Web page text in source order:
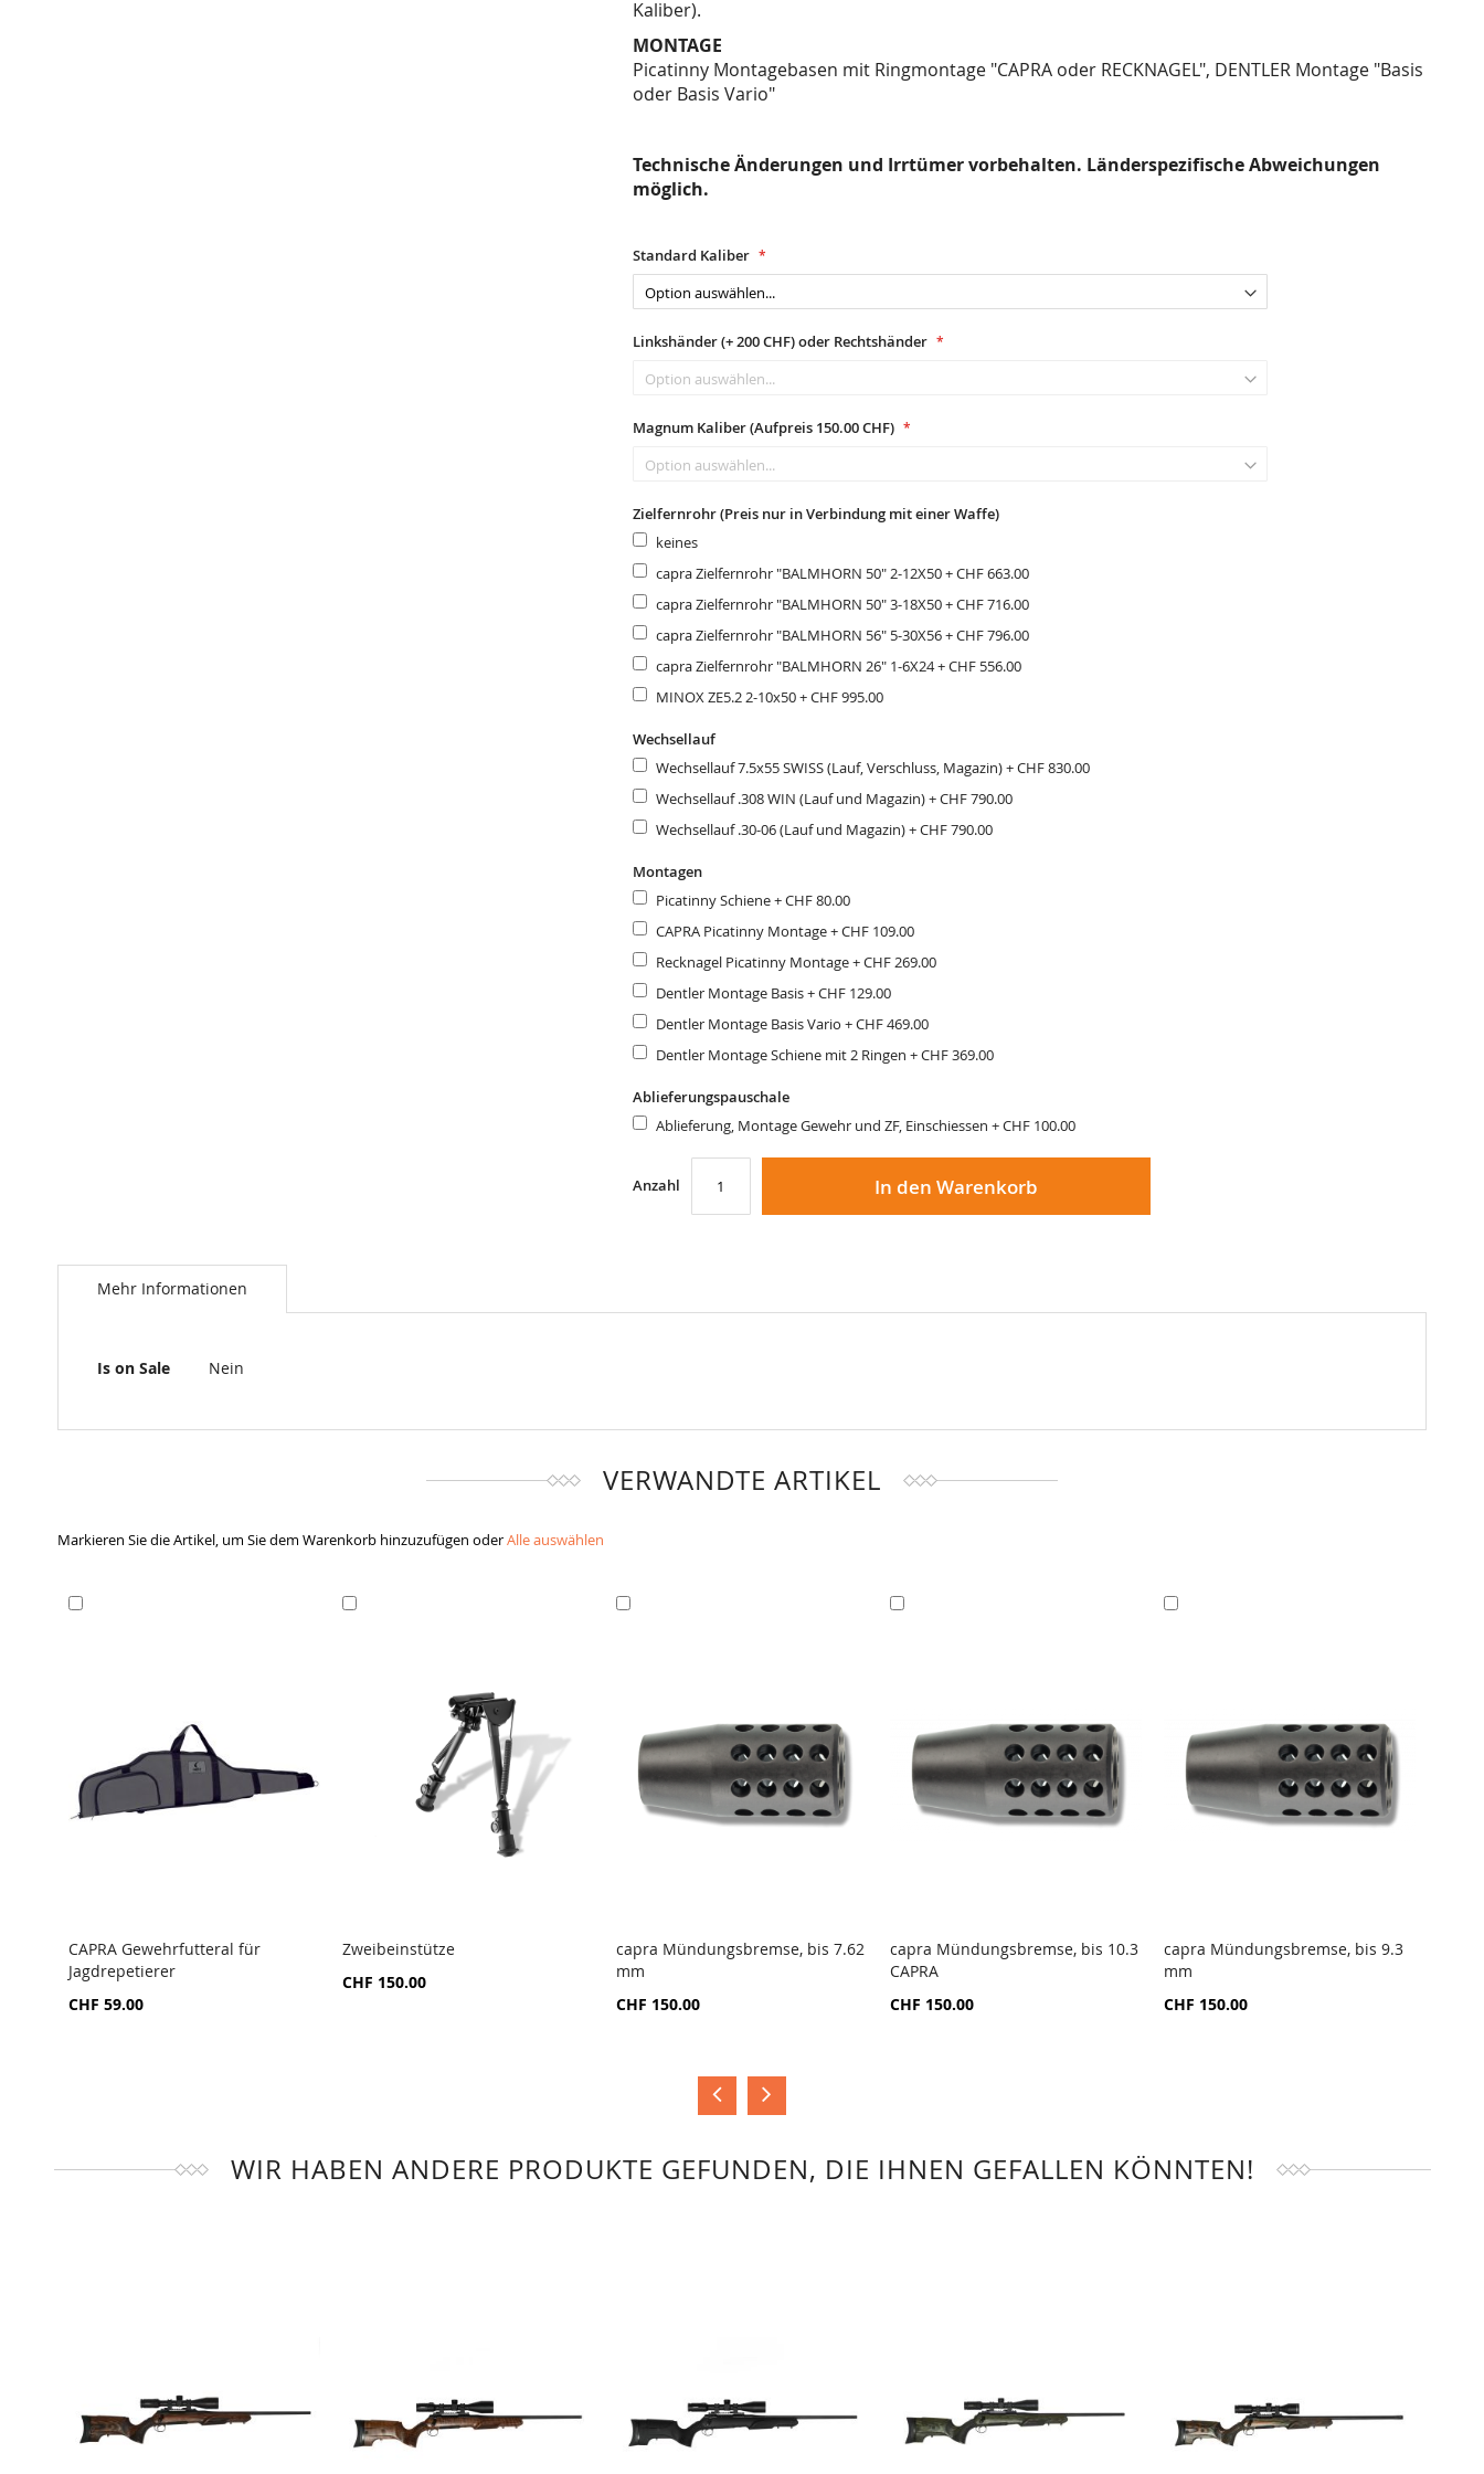
Kaliber).
MONTAGE
Picatinny Montagebasen mit Ringmontage "CAPRA oder RECKNAGEL", DENTLER Montage "Basis
oder Basis Vario"
Technische Änderungen und Irrtümer vorbehalten. Länderspezifische Abweichungen
möglich.
Standard Kaliber
Linkshänder (+ 200 CHF) oder Rechtshänder
Magnum Kaliber (Aufpreis 150.00 CHF)
Zielfernrohr (Preis nur in Verbindung mit einer Waffe)
keines
capra Zielfernrohr "BALMHORN 50" 2-12X50+CHF 663.00
capra Zielfernrohr "BALMHORN 50" 3-18X50+CHF 716.00
capra Zielfernrohr "BALMHORN 56" 5-30X56+CHF 796.00
capra Zielfernrohr "BALMHORN 26" 1-6X24+CHF 556.00
MINOX ZE5.2 2-10x50+CHF 995.00
Wechsellauf
Wechsellauf 7.5x55 SWISS (Lauf, Verschluss, Magazin)+CHF 830.00
Wechsellauf .308 WIN (Lauf und Magazin)+CHF 790.00
Wechsellauf .30-06 (Lauf und Magazin)+CHF 790.00
Montagen
Picatinny Schiene+CHF 80.00
CAPRA Picatinny Montage+CHF 109.00
Recknagel Picatinny Montage+CHF 269.00
Dentler Montage Basis+CHF 129.00
Dentler Montage Basis Vario +CHF 469.00
Dentler Montage Schiene mit 2 Ringen +CHF 369.00
Ablieferungspauschale
Ablieferung, Montage Gewehr und ZF, Einschiessen +CHF 100.00
Anzahl In den Warenkorb
Mehr Informationen
Mehr
Informationen
Is on Sale Nein
VERWANDTE ARTIKEL
Markieren Sie die Artikel, um Sie dem Warenkorb hinzuzufügen oderAlle auswählen
ZUR
VERGLEICHSLISTE
CAPRA Gewehrfutteral für
Jagdrepetierer
CHF 59.00
ZUR
Zweibeinstütze
CHF 150.00
VERGLEICHSLISTE
capra Mündungsbremse, bis 7.62
mm
CHF 150.00
ZUR
VERGLEICHSLISTE
capra Mündungsbremse, bis 10.3
CAPRA
CHF 150.00
VERGLEICHSLISTE
capra Mündungsbremse, bis 9.3
mm
CHF 150.00
WIR HABEN ANDERE PRODUKTE GEFUNDEN, DIE IHNEN GEFALLEN KÖNNTEN!